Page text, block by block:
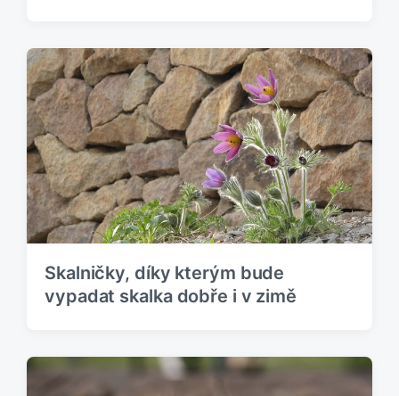
Skalničky, díky kterým bude
vypadat skalka dobře i v zimě